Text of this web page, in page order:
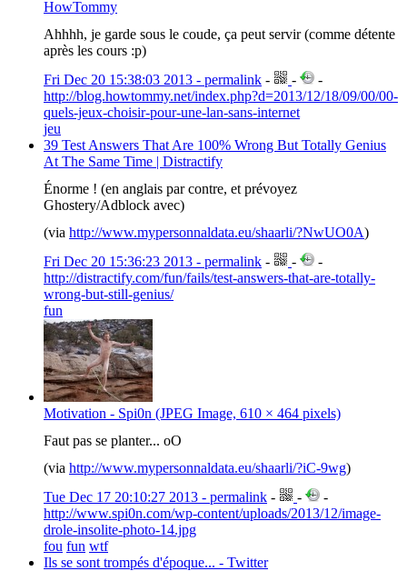
HowTommy
Ahhhh, je garde sous le coude, ça peut servir (comme détente
après les cours :p)
Fri Dec 20 15:38:03 2013 - permalink - -
-
http://blog.howtommy.net/index.php?d=2013/12/18/09/00/00-
quels-jeux-choisir-pour-une-lan-sans-internet
jeu
39 Test Answers That Are 100% Wrong But Totally Genius
At The Same Time | Distractify
Énorme ! (en anglais par contre, et prévoyez
Ghostery/Adblock avec)
(via http://www.mypersonnaldata.eu/shaarli/?NwUO0A)
Fri Dec 20 15:36:23 2013 - permalink - -
-
http://distractify.com/fun/fails/test-answers-that-are-totally-
wrong-but-still-genius/
fun
Motivation - Spi0n (JPEG Image, 610 × 464 pixels)
Faut pas se planter... oO
(via http://www.mypersonnaldata.eu/shaarli/?iC-9wg)
Tue Dec 17 20:10:27 2013 - permalink - -
-
http://www.spi0n.com/wp-content/uploads/2013/12/image-
drole-insolite-photo-14.jpg
fou fun wtf
Ils se sont trompés d'époque... - Twitter